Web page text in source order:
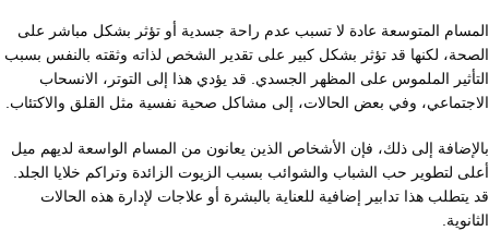
المسام المتوسعة عادة لا تسبب عدم راحة جسدية أو تؤثر بشكل مباشر على
الصحة، لكنها قد تؤثر بشكل كبير على تقدير الشخص لذاته وثقته بالنفس بسبب
التأثير الملموس على المظهر الجسدي. قد يؤدي هذا إلى التوتر، الانسحاب
الاجتماعي، وفي بعض الحالات، إلى مشاكل صحية نفسية مثل القلق والاكتئاب.
بالإضافة إلى ذلك، فإن الأشخاص الذين يعانون من المسام الواسعة لديهم ميل
أعلى لتطوير حب الشباب والشوائب بسبب الزيوت الزائدة وتراكم خلايا الجلد.
قد يتطلب هذا تدابير إضافية للعناية بالبشرة أو علاجات لإدارة هذه الحالات
الثانوية.